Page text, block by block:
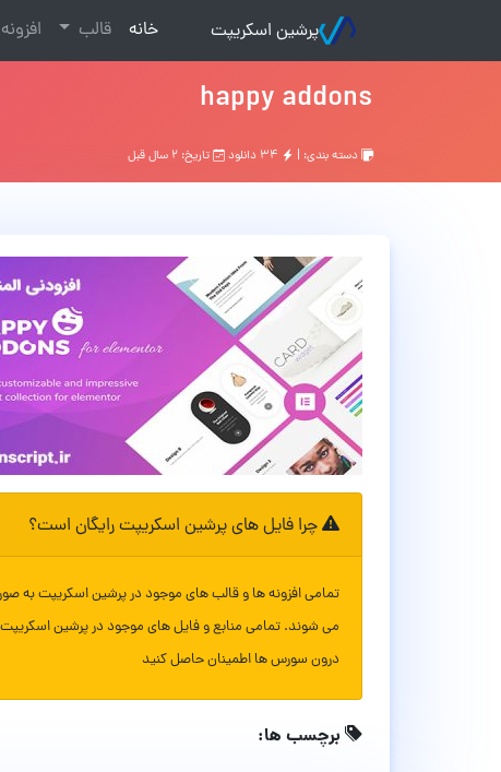
پرشین اسکریپت خانه
(current) قالب افزونه
happy addons
دسته بندی: | تاریخ: ۲ سال قبل
چرا فایل های پرشین اسکریپت رایگان است؟
تمامی افزونه ها و قالب های موجود در پرشین اسکریپت به
می شوند. تمامی منابع و فایل های موجود در پرشین
درون سورس ها اطمینان حاصل کنید
برچسب ها: